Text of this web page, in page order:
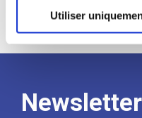
Utiliser
Newsletter